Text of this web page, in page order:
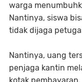
warga
Nantinya, siswa
tidak dijaga
Nantinya, uang
penjaga kantin